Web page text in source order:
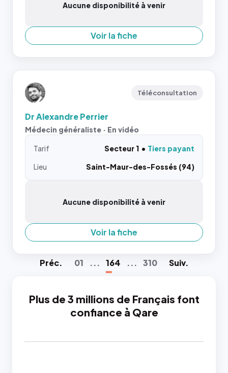
Aucune disponibilité à venir
Voir la fiche
Téléconsultation
Dr Alexandre Perrier
Médecin généraliste · En vidéo
Tarif Secteur 1
Tiers payant
Lieu
Saint-Maur-des-Fossés (94)
Aucune disponibilité à venir
Voir la fiche
Préc. 01 ... 164 ... 310 Suiv.
Plus de 3 millions de Français font
confiance à Qare